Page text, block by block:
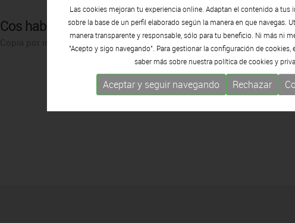
Cos habitat
Copia por inyección de tinta
Las cookies mejoran tu experiencia online. Adaptan el contenido a
sobre la base de un perfil elaborado según la manera en que navegas.
manera transparente y responsable, sólo para tu beneficio. Ni más ni
"Acepto y sigo navegando". Para gestionar la configuración de
saber más sobre nuestra política de cookies y
Aceptar y seguir navegando Rechazar